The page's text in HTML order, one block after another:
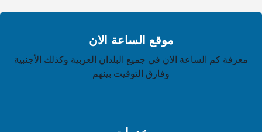
موقع الساعة الان
معرفة كم الساعة الان في جميع البلدان العربية وكذلك الأجنبية
وفارق التوقيت بينهم